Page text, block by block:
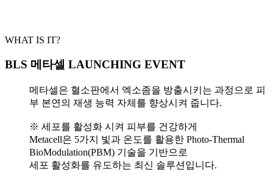
WHAT IS IT?
BLS 메타셀 LAUNCHING EVENT
메타셀은 혈소판에서 엑소좀을 방출시키는 과정으로 피
부 본연의 재생 능력 자체를 향상시켜 줍니다.
※ 세포를 활성화 시켜 피부를 건강하게
Metacell은 5가지 빛과 온도를 활용한 Photo-Thermal
BioModulation(PBM) 기술을 기반으로
세포 활성화를 유도하는 최신 솔루션입니다.